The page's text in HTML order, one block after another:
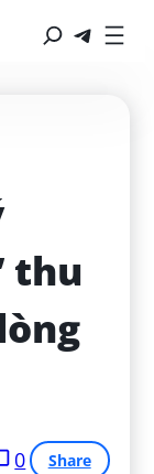
thu
0 Share